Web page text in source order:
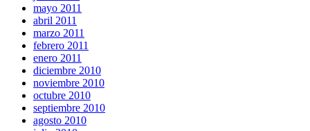
mayo 2011
abril 2011
marzo 2011
febrero 2011
enero 2011
diciembre 2010
noviembre 2010
octubre 2010
septiembre 2010
agosto 2010